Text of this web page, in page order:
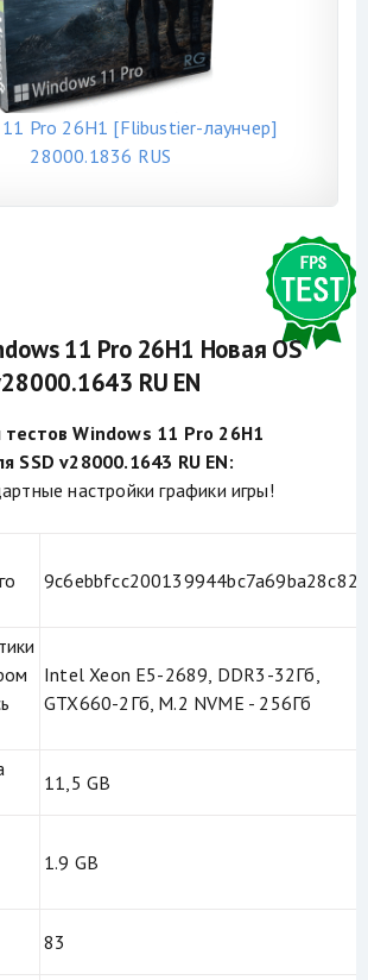
Pro 26H1 [Flibustier-лаунчер]
28000.1836 RUS
11 Pro 26H1 Новая OS
RU EN
тестов Windows 11 Pro 26H1
SSD v28000.1643 RU EN:
настройки графики игры!
Intel Xeon E5-2689, DDR3-32Гб,
GTX660-2Гб, M.2 NVME - 256Гб
11,5 GB
1.9 GB
83